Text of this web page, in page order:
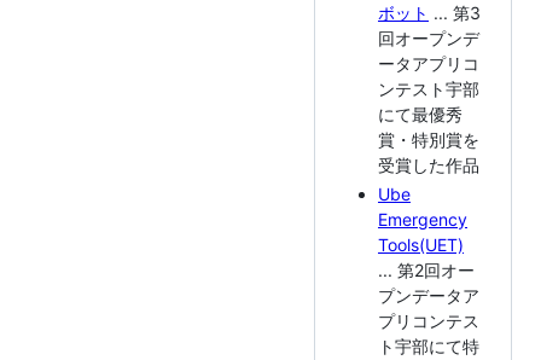
ボット ... 第3
回オープンデ
ータアプリコ
ンテスト宇部
にて最優秀
賞・特別賞を
受賞した作品
Ube
Emergency
Tools(UET)
... 第2回オー
プンデータア
プリコンテス
ト宇部にて特